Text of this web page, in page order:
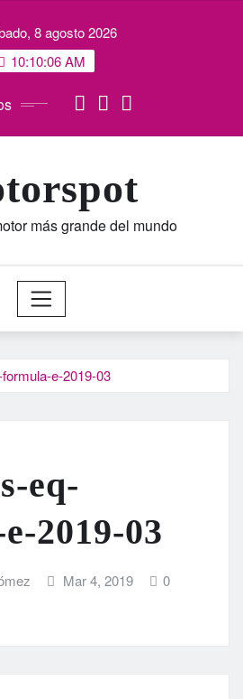
8 agosto 2026
10:10:07 AM
más grande del mundo
e-2019-03
eq-
2019-03
Mar 4, 2019 0